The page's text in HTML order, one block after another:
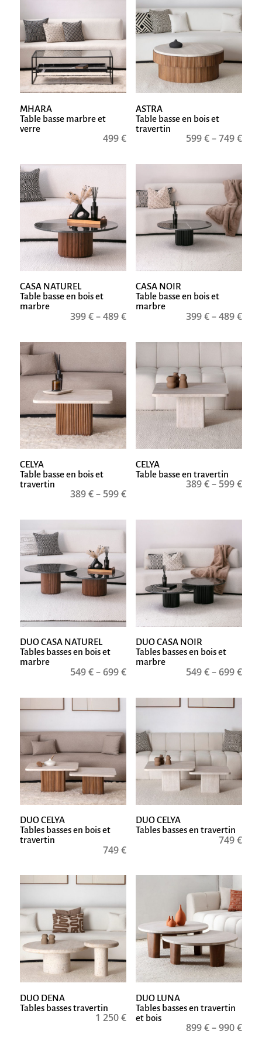
MHARA
Table basse marbre et
verre
499€
ASTRA
Table basse en bois et
travertin
599€–749€
CASA NATUREL
Table basse en bois et
marbre
399€–489€
CASA NOIR
Table basse en bois et
marbre
399€–489€
CELYA
Table basse en bois et
travertin
389€– 599€
CELYA
Table basse en travertin
389€– 599€
DUO CASA NATUREL
Tables basses en bois et
marbre
549€–699€
DUO CASA NOIR
Tables basses en bois et
marbre
549€–699€
DUO CELYA
Tables basses en bois et
travertin
749€
DUO CELYA
Tables basses en travertin
749€
DUO DENA
Tables basses travertin
1 250€
DUO LUNA
Tables basses en travertin
et bois
899€–990€